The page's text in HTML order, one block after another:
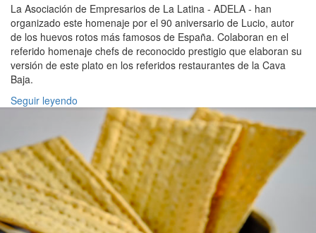
La Asociación de Empresarios de La Latina - ADELA - han
organizado este homenaje por el 90 aniversario de Lucio, autor
de los huevos rotos más famosos de España. Colaboran en el
referido homenaje chefs de reconocido prestigio que elaboran su
versión de este plato en los referidos restaurantes de la Cava
Baja.
Seguir leyendo